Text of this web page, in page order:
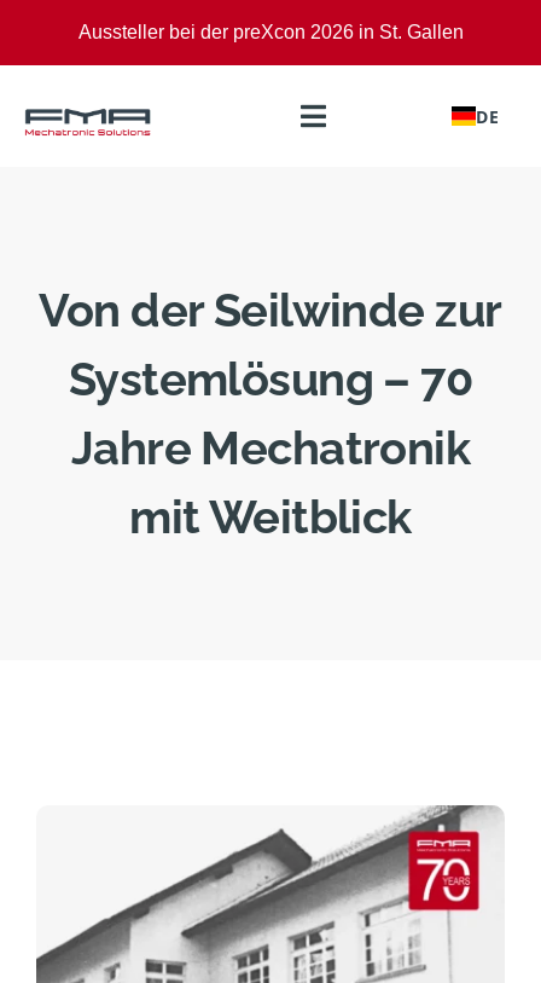
Aussteller bei der preXcon 2026 in St. Gallen
Toggle
DE
Von der Seilwinde zur
Systemlösung – 70
Jahre Mechatronik
mit Weitblick